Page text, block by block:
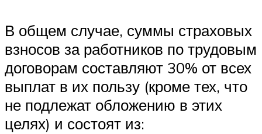
В общем случае, суммы страховых
взносов за работников по трудовым
договорам составляют 30% от всех
выплат в их пользу (кроме тех, что
не подлежат обложению в этих
целях) и состоят из: